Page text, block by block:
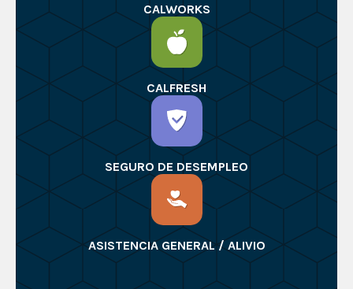
CALWORKS
CALFRESH
SEGURO DE DESEMPLEO
ASISTENCIA GENERAL / ALIVIO